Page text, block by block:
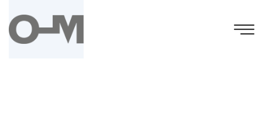
content